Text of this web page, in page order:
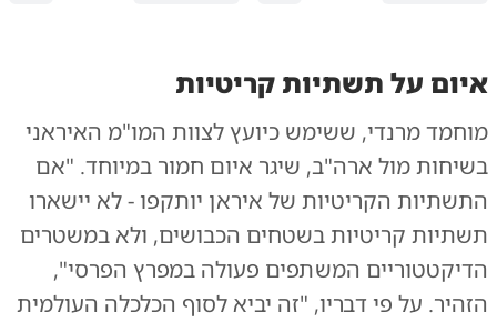
איום על תשתיות קריטיות
מוחמד מרנדי, ששימש כיועץ לצוות המו"מ האיראני
בשיחות מול ארה"ב, שיגר איום חמור במיוחד. "אם
התשתיות הקריטיות של איראן יותקפו - לא יישארו
תשתיות קריטיות בשטחים הכבושים, ולא במשטרים
הדיקטטוריים המשתפים פעולה במפרץ הפרסי",
הזהיר. על פי דבריו, "זה יביא לסוף הכלכלה העולמית